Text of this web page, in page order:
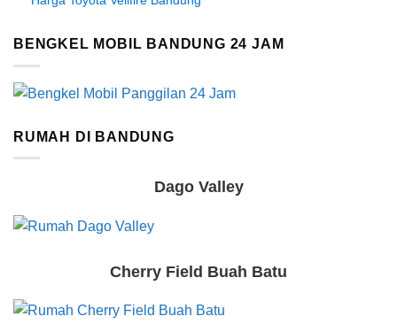
BENGKEL MOBIL BANDUNG 24 JAM
RUMAH DI BANDUNG
Dago Valley
Cherry Field Buah Batu